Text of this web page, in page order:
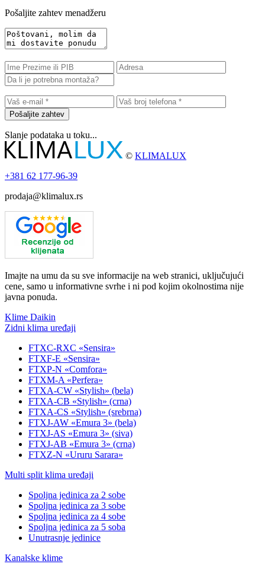
Pošaljite zahtev menadžeru
Pošaljite zahtev
Slanje podataka u toku...
© KLIMALUX
+381 62 177-96-39
prodaja@klimalux.rs
Imajte na umu da su sve informacije na web stranici, uključujući
cene, samo u informativne svrhe i ni pod kojim okolnostima nije
javna ponuda.
Klime Daikin
Zidni klima uređaji
FTXC-RXC «Sensira»
FTXF-E «Sensira»
FTXP-N «Comfora»
FTXM-A «Perfera»
FTXA-CW «Stylish» (bela)
FTXA-CB «Stylish» (crna)
FTXA-CS «Stylish» (srebrna)
FTXJ-AW «Emura 3» (bela)
FTXJ-AS «Emura 3» (siva)
FTXJ-AB «Emura 3» (crna)
FTXZ-N «Ururu Sarara»
Multi split klima uređaji
Spoljna jedinica za 2 sobe
Spoljna jedinica za 3 sobe
Spoljna jedinica za 4 sobe
Spoljna jedinica za 5 soba
Unutrasnje jedinice
Kanalske klime